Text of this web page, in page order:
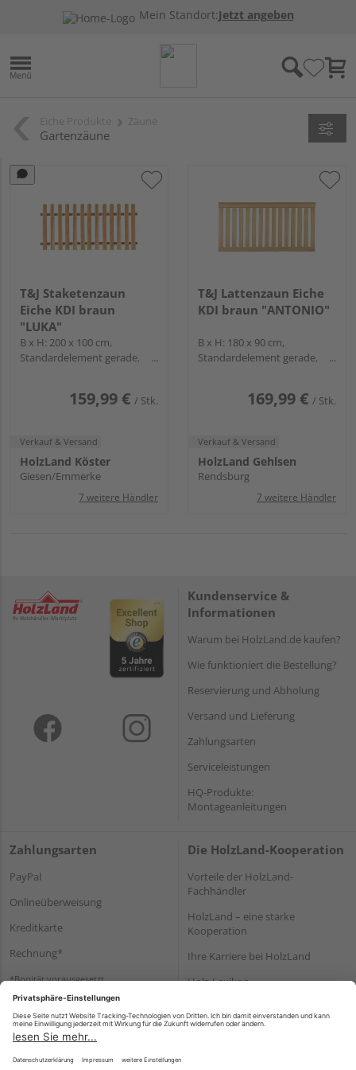
Mein Standort:Jetzt angeben
Gartenzäune
T&J Staketenzaun
Eiche KDI braun
"LUKA"
B x H: 200 x 100 cm,
Standardelement gerade,
159,99 € / Stk.
Verkauf & Versand
HolzLand Köster
Giesen/Emmerke
7 weitere Händler
T&J Lattenzaun Eiche
KDI braun "ANTONIO"
B x H: 180 x 90 cm,
Standardelement gerade,
169,99 € / Stk.
Verkauf & Versand
HolzLand Gehlsen
Rendsburg
7 weitere Händler
Kundenservice &
Informationen
Warum bei HolzLand.de kaufen?
Wie funktioniert die Bestellung?
Reservierung und Abholung
Versand und Lieferung
Zahlungsarten
Serviceleistungen
HQ-Produkte:
Montageanleitungen
Zahlungsarten
PayPal
Onlineüberweisung
Kreditkarte
Rechnung*
*Bonität vorausgesetzt
Die HolzLand-Kooperation
Vorteile der HolzLand-
Fachhändler
HolzLand – eine starke
Kooperation
Ihre Karriere bei HolzLand
Holz-Lexikon